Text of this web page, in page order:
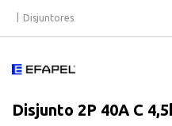
Disjuntores
Disjunto 2P 40A C